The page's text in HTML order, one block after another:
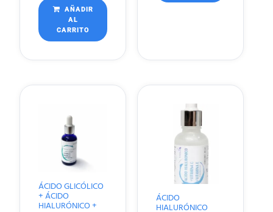
AÑADIR
AL
CARRITO
ÁCIDO GLICÓLICO
+ ÁCIDO
HIALURÓNICO +
ÁCIDO
HIALURÓNICO